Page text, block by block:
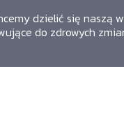
dzielić się naszą
do zdrowych